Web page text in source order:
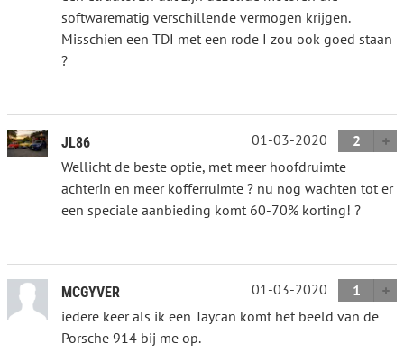
softwarematig verschillende vermogen krijgen.
Misschien een TDI met een rode I zou ook goed staan
?
JL86 01-03-2020
2
Wellicht de beste optie, met meer hoofdruimte
achterin en meer kofferruimte ? nu nog wachten tot er
een speciale aanbieding komt 60-70% korting! ?
MCGYVER 01-03-2020
1
iedere keer als ik een Taycan komt het beeld van de
Porsche 914 bij me op.